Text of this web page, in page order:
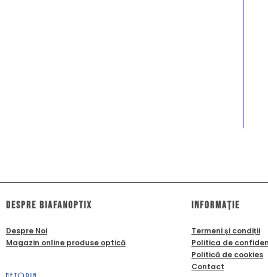
dESPRE biafanoptix
Despre Noi
Magazin online produse optică
Informație
Termeni și condiții
Politica de
Politică de cookies
Contact